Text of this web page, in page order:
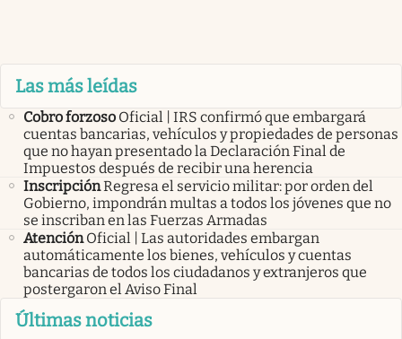
Las más leídas
Cobro forzoso Oficial | IRS confirmó que embargará
cuentas bancarias, vehículos y propiedades de personas
que no hayan presentado la Declaración Final de
Impuestos después de recibir una herencia
InscripciónRegresa el servicio militar: por orden del
Gobierno, impondrán multas a todos los jóvenes que no
se inscriban en las Fuerzas Armadas
Atención Oficial | Las autoridades embargan
automáticamente los bienes, vehículos y cuentas
bancarias de todos los ciudadanos y extranjeros que
postergaron el Aviso Final
Últimas noticias